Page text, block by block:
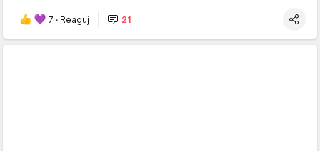
7 · Reaguj 21